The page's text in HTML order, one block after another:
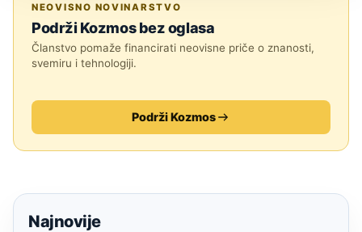
NEOVISNO NOVINARSTVO
Podrži Kozmos bez oglasa
Članstvo pomaže financirati neovisne priče o znanosti,
svemiru i tehnologiji.
Podrži Kozmos
Najnovije